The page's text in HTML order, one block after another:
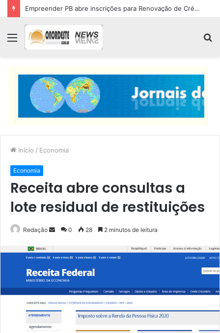
Empreender PB abre inscrições para Renovação de Crédito
Menu
Início / Economia
Economia
Receita abre consultas a
lote residual de restituições
Redação
Mande
e-
0 28 2 minutos de leitura